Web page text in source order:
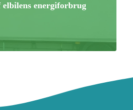
elbilens energiforbrug